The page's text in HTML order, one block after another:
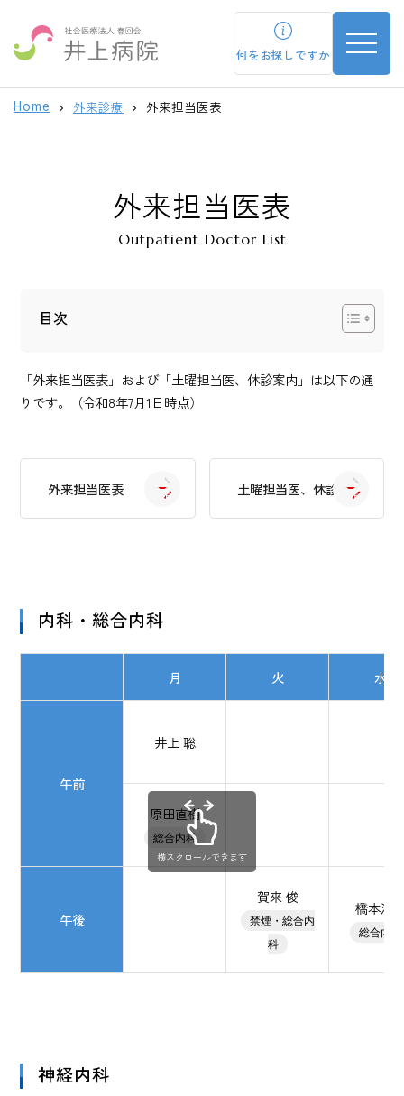
何をお探しですか
toggle
Home 外来診療 外来担当医表
外来担当医表
Outpatient Doctor List
目次
「外来担当医表」および「土曜担当医、休診案内」は以下の通
りです。（令和8年7月1日時点）
外来担当医表 土曜担当医、休診表
内科・総合内科
月 火 水
午前
井上 聡
原田直樹
総合内科
午後
賀來 俊
禁煙・総合内
科
橋本法
総合内科
横スクロールできます
神経内科